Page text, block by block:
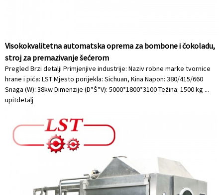
Visokokvalitetna automatska oprema za bombone i čokoladu,
stroj za premazivanje šećerom
Pregled Brzi detalji Primjenjive industrije: Naziv robne marke tvornice
hrane i pića: LST Mjesto porijekla: Sichuan, Kina Napon: 380/415/660
Snaga (W): 38kw Dimenzije (D*Š*V): 5000*1800*3100 Težina: 1500 kg ...
upitdetalj